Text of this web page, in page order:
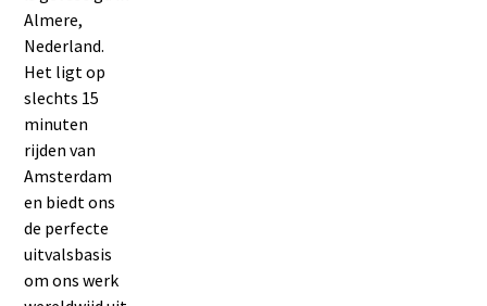
Almere,
Nederland.
Het ligt op
slechts 15
minuten
rijden van
Amsterdam
en biedt ons
de perfecte
uitvalsbasis
om ons werk